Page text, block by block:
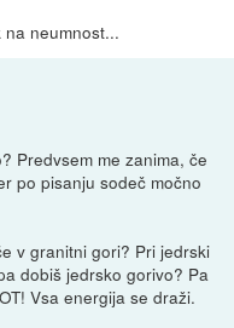
neumnost...
Predvsem me zanima, če
po pisanju sodeč močno
v granitni gori? Pri jedrski
dobiš jedrsko gorivo? Pa
Vsa energija se draži.